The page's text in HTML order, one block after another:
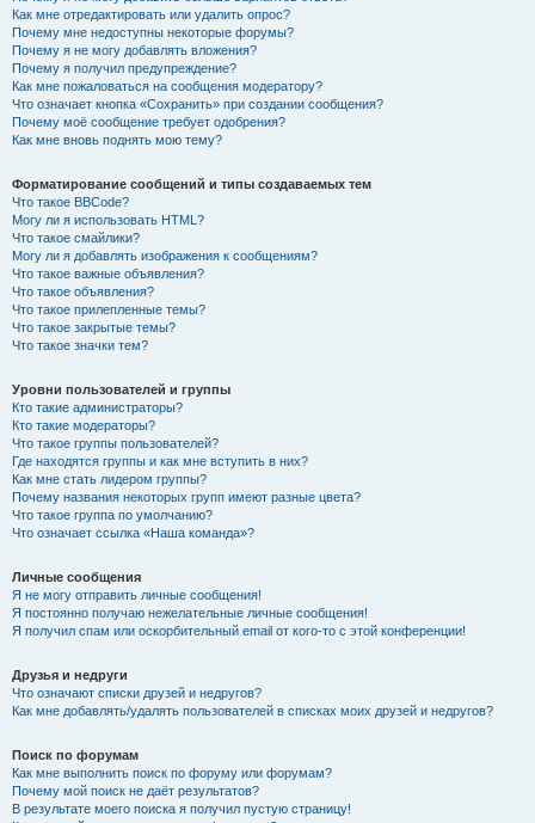
Как мне отредактировать или удалить опрос?
Почему мне недоступны некоторые форумы?
Почему я не могу добавлять вложения?
Почему я получил предупреждение?
Как мне пожаловаться на сообщения модератору?
Что означает кнопка «Сохранить» при создании сообщения?
Почему моё сообщение требует одобрения?
Как мне вновь поднять мою тему?
Форматирование сообщений и типы создаваемых тем
Что такое BBCode?
Могу ли я использовать HTML?
Что такое смайлики?
Могу ли я добавлять изображения к сообщениям?
Что такое важные объявления?
Что такое объявления?
Что такое прилепленные темы?
Что такое закрытые темы?
Что такое значки тем?
Уровни пользователей и группы
Кто такие администраторы?
Кто такие модераторы?
Что такое группы пользователей?
Где находятся группы и как мне вступить в них?
Как мне стать лидером группы?
Почему названия некоторых групп имеют разные цвета?
Что такое группа по умолчанию?
Что означает ссылка «Наша команда»?
Личные сообщения
Я не могу отправить личные сообщения!
Я постоянно получаю нежелательные личные сообщения!
Я получил спам или оскорбительный email от кого-то с этой конференции!
Друзья и недруги
Что означают списки друзей и недругов?
Как мне добавлять/удалять пользователей в списках моих друзей и недругов?
Поиск по форумам
Как мне выполнить поиск по форуму или форумам?
Почему мой поиск не даёт результатов?
В результате моего поиска я получил пустую страницу!